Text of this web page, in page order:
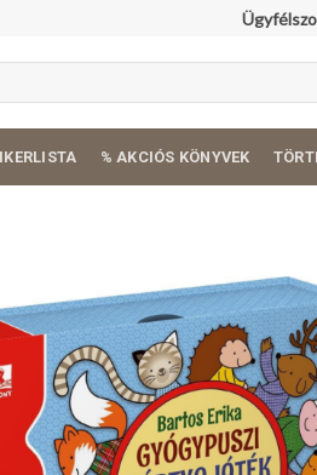
% AKCIÓS KÖNYVEK